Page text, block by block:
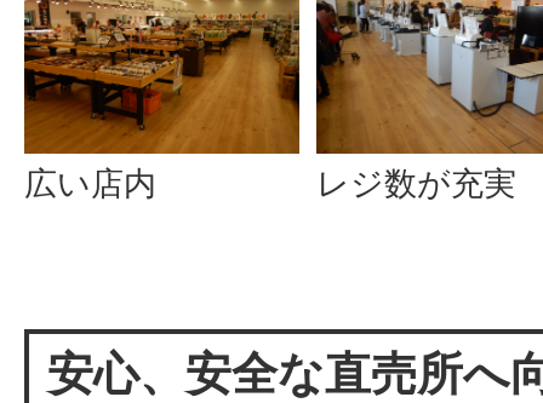
広い店内 レジ数が充実
安心、安全な直売所へ